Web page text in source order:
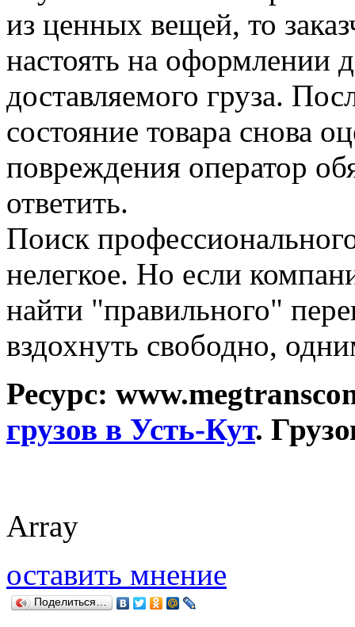
из ценных вещей, то
настоять на оформлении
доставляемого груза.
состояние товара снова
повреждения оператор
ответить.
Поиск
нелегкое. Но если
найти "правильного"
вздохнуть свободно,
Ресурс:
грузов в Усть-Кут.
Array
оставить мнение
Поделиться…